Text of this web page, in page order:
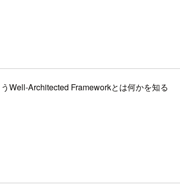
Well-Architected Frameworkとは何かを知る